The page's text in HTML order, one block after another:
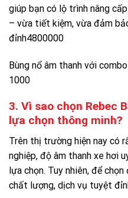
giúp bạn có lộ trình nâng
– vừa tiết kiệm, vừa đảm
đỉnh4800000
Bùng nổ âm thanh với
1000
3. Vì sao chọn Rebec
lựa chọn thông minh?
Trên thị trường hiện nay có
nghiệp, độ âm thanh xe hơi
lựa chọn. Tuy nhiên, để
chất lượng, dịch vụ tuyệt